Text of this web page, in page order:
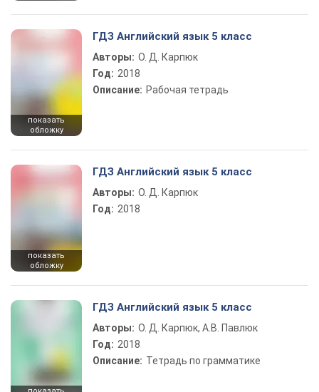
показать
обложку
ГДЗ Английский язык 5 класс
Авторы: О. Д. Карпюк
Год: 2018
Описание: Рабочая тетрадь
показать
обложку
ГДЗ Английский язык 5 класс
Авторы: О. Д. Карпюк
Год: 2018
ГДЗ Английский язык 5 класс
Авторы: О. Д. Карпюк, А.В. Павлюк
Год: 2018
Описание: Тетрадь по грамматике